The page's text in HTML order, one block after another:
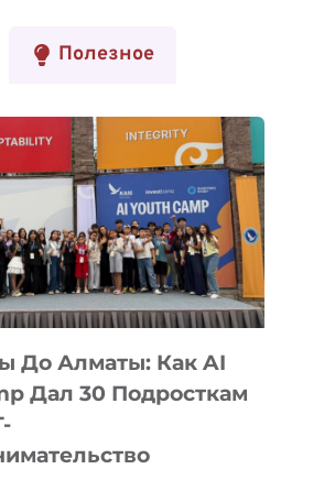
Полезное
До Алматы: Как AI
Дал 30 Подросткам